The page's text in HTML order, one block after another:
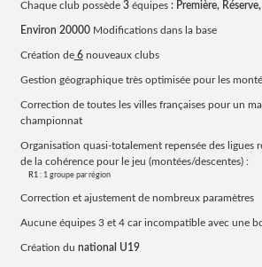
Chaque club possède 3équipes: Première,
Environ 20000Modifications dans la base
Création de6nouveaux clubs
Gestion géographique très optimisée pour les
Correction de toutes les villes françaises pour un
championnat
Organisation quasi-totalement repensée des ligues
de la cohérence pour le jeu (montées/descentes) :
R1 : 1 groupe par région
Correction et ajustement de nombreux paramètres
Aucune équipes 3 et 4 car incompatible avec une
Création du national U19